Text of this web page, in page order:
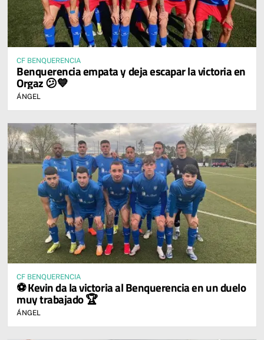
CF BENQUERENCIA
Benquerencia empata y deja escapar la victoria en
Orgaz 😕💙
ÁNGEL
CF BENQUERENCIA
⚽ Kevin da la victoria al Benquerencia en un duelo
muy trabajado 🏆
ÁNGEL